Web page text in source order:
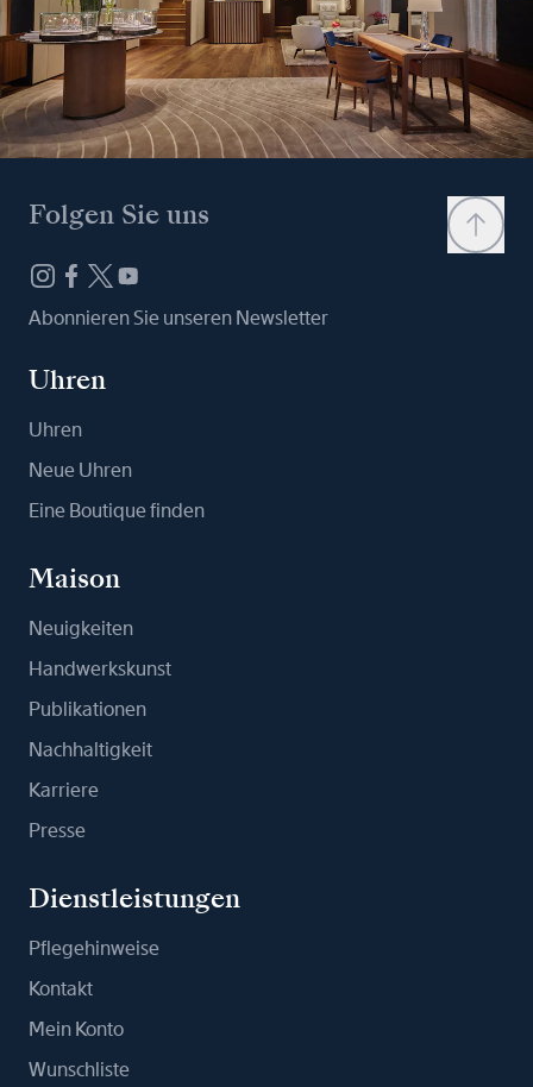
Folgen Sie uns
Abonnieren Sie unseren Newsletter
Uhren
Uhren
Neue Uhren
Eine Boutique finden
Maison
Neuigkeiten
Handwerkskunst
Publikationen
Nachhaltigkeit
Karriere
Presse
Dienstleistungen
Pflegehinweise
Kontakt
Mein Konto
Wunschliste